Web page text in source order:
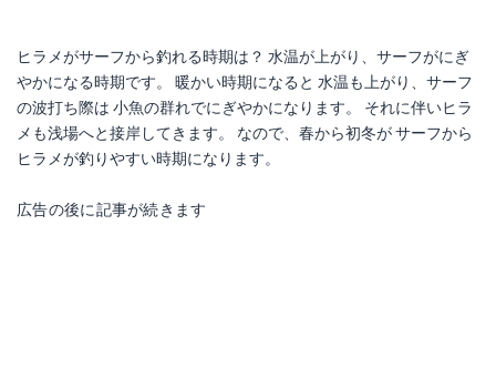
ヒラメがサーフから釣れる時期は？ 水温が上がり、サーフがにぎ
やかになる時期です。 暖かい時期になると 水温も上がり、サーフ
の波打ち際は 小魚の群れでにぎやかになります。 それに伴いヒラ
メも浅場へと接岸してきます。 なので、春から初冬が サーフから
ヒラメが釣りやすい時期になります。
広告の後に記事が続きます